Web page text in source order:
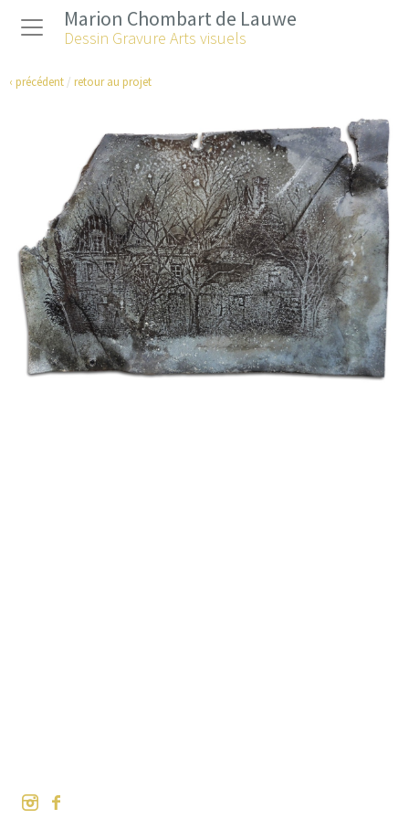
Marion Chombart de Lauwe
Dessin Gravure Arts visuels
‹ précédent / retour au projet